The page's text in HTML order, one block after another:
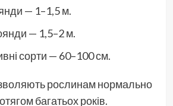
— 1–1,5 м.
— 1,5–2 м.
сорти — 60–100 см.
рослинам нормально
багатьох років.